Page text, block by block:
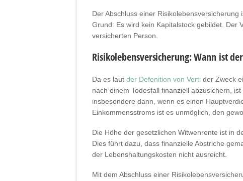
Der Abschluss einer
Grund: Es wird kein Kapitalstock gebildet. Der
versicherten Person.
Risikolebensversicherung: Wann ist
Da es laut der Defenition von Verti der Zweck
nach einem Todesfall finanziell abzusichern,
insbesondere dann, wenn es einen
Einkommensstroms ist es unmöglich, den
Die Höhe der gesetzlichen Witwenrente ist in
Dies führt dazu, dass finanzielle Abstriche
der Lebenshaltungskosten nicht ausreicht.
Mit dem Abschluss einer